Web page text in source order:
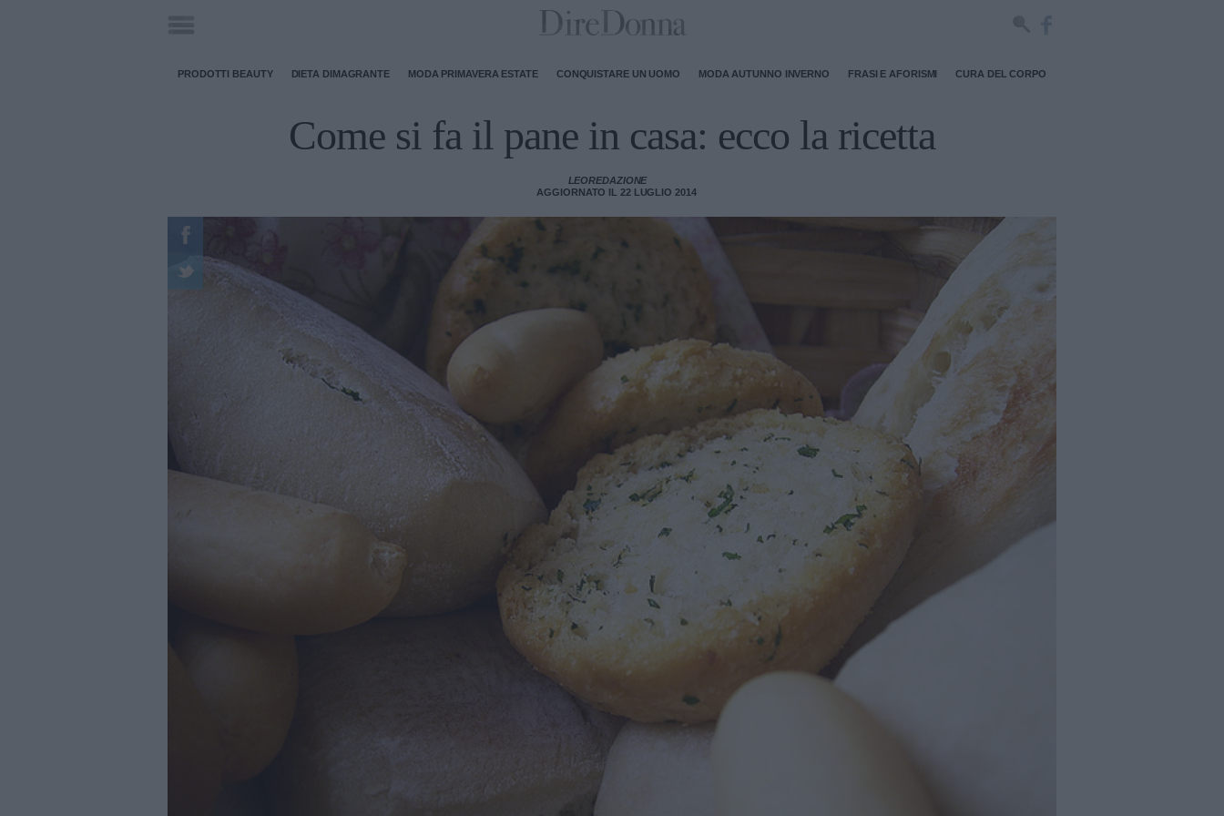
PRODOTTI BEAUTY DIETA DIMAGRANTE MODA PRIMAVERA ESTATE CONQUISTARE UN UOMO MODA AUTUNNO INVERNO FRASI E AFORISMI CURA DEL CORPO
Come si fa il pane in casa: ecco la ricetta
LEOREDAZIONE
AGGIORNATO IL 22 LUGLIO 2014